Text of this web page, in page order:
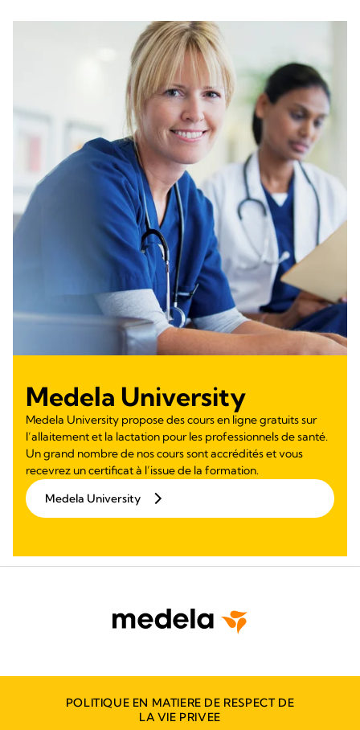
Medela University
Medela University propose des cours en ligne gratuits sur
l’allaitement et la lactation pour les professionnels de santé.
Un grand nombre de nos cours sont accrédités et vous
recevrez un certificat à l’issue de la formation.
Medela University
POLITIQUE EN MATIERE DE RESPECT DE
LA VIE PRIVEE